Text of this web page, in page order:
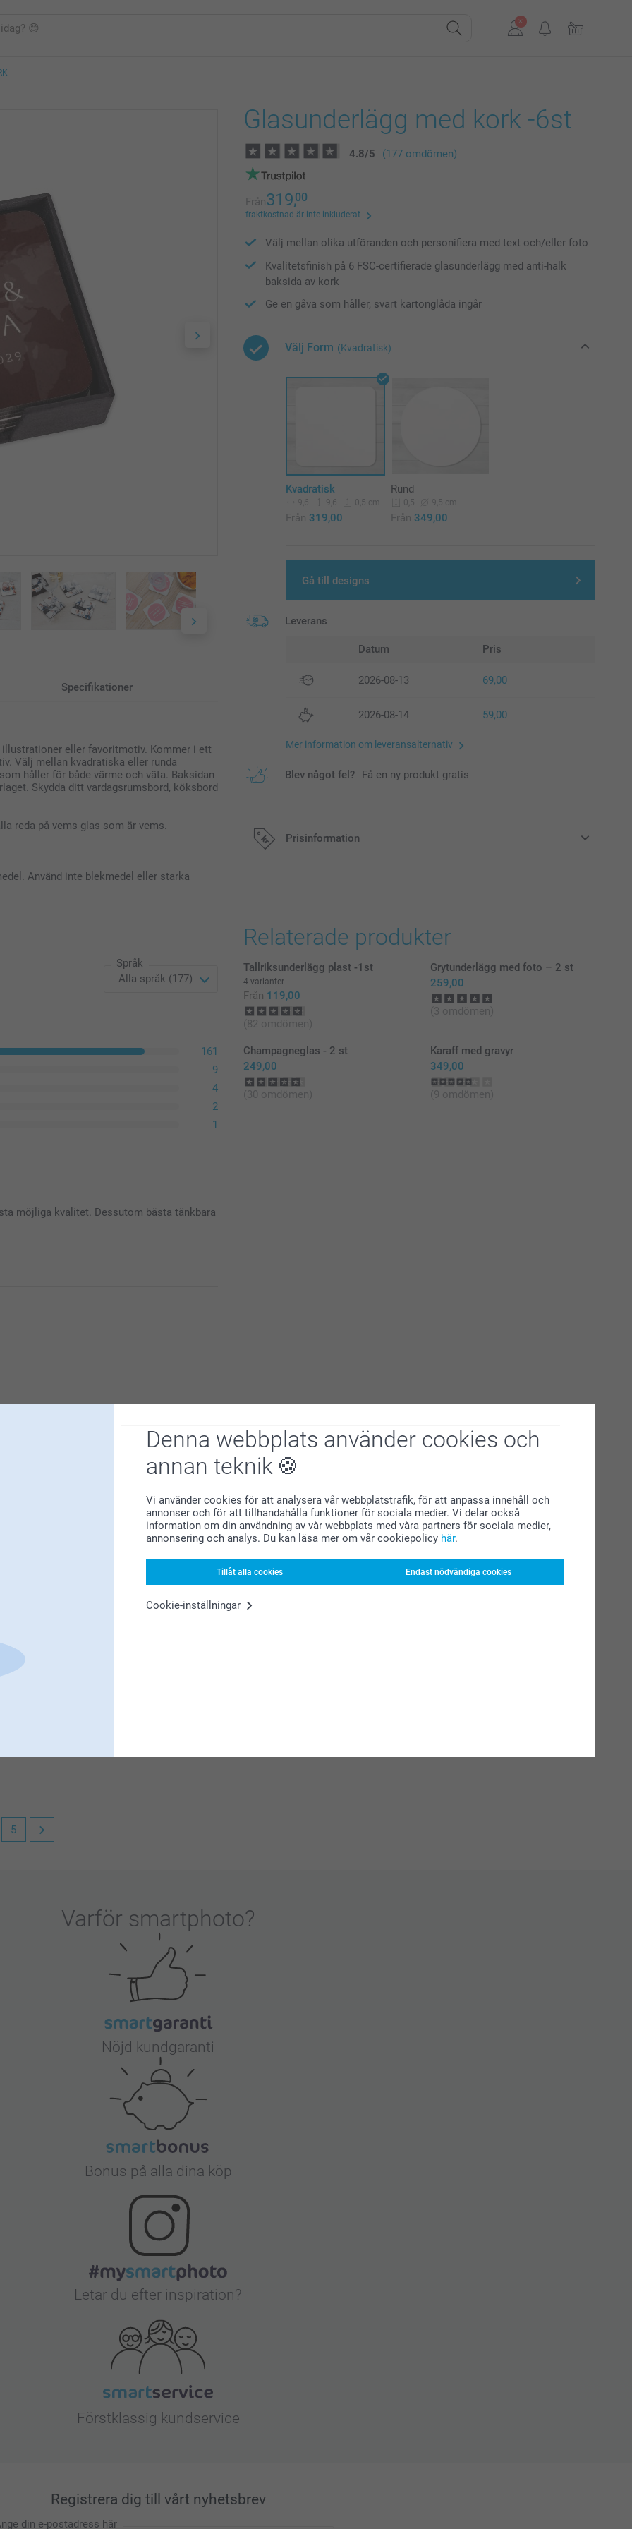
Denna webbplats använder cookies och
annan teknik
Vi använder cookies för att analysera vår webbplatstrafik, för att anpassa innehåll och
annonser och för att tillhandahålla funktioner för sociala medier. Vi delar också
information om din användning av vår webbplats med våra partners för sociala medier,
annonsering och analys. Du kan läsa mer om vår cookiepolicy här.
Tillåt alla cookies Endast nödvändiga cookies
Cookie-inställningar
Specifikationer
eller favoritmotiv. Kommer i ett
Välj mellan kvadratiska eller runda
håller för både värme och väta. Baksidan
Skydda ditt vardagsrumsbord, köksbord
reda på vems glas som är vems.
Använd inte blekmedel eller starka
Glasunderlägg med kork -6st
4.8/5 (177 omdömen)
Från319,00
fraktkostnad är inte inkluderat
Välj mellan olika utföranden och personifiera med text och/eller foto
Kvalitetsfinish på 6 FSC-certifierade glasunderlägg med anti-halk
baksida av kork
Ge en gåva som håller, svart kartonglåda ingår
Välj Form (Kvadratisk)
Kvadratisk
9,6 9,6 0,5 cm
Från 319,00
Rund
0,5 9,5 cm
Från 349,00
Gå till designs
Leverans
Datum Pris
2026-08-13 69,00
2026-08-14 59,00
Mer information om leveransalternativ
Blev något fel? Få en ny produkt gratis
Prisinformation
Språk
161
9
4
2
1
möjliga kvalitet. Dessutom bästa tänkbara
nöjd med dina glasunderlägg med kork!
och service, det uppskattar vi!
5
Relaterade produkter
Tallriksunderlägg plast -1st
4 varianter
Från 119,00
(82 omdömen)
Grytunderlägg med foto – 2 st
259,00
(3 omdömen)
Champagneglas - 2 st
249,00
(30 omdömen)
Karaff med gravyr
349,00
(9 omdömen)
Varför smartphoto?
Nöjd kundgaranti
Bonus på alla dina köp
Letar du efter inspiration?
Förstklassig kundservice
Registrera dig till vårt nyhetsbrev
din e-postadress här